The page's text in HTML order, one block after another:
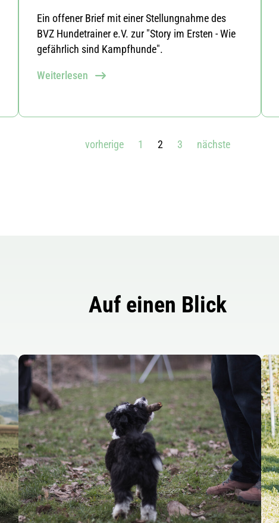
Ein offener Brief mit einer Stellungnahme des
BVZ Hundetrainer e.V. zur "Story im Ersten - Wie
gefährlich sind Kampfhunde".
Weiterlesen
vorherige 1 2 3 nächste
Auf einen Blick